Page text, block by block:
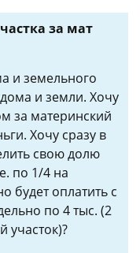
за мат
и земельного
и земли. Хочу
за материнский
Хочу сразу в
свою долю
по 1/4 на
будет оплатить с
по 4 тыс. (2
участок)?